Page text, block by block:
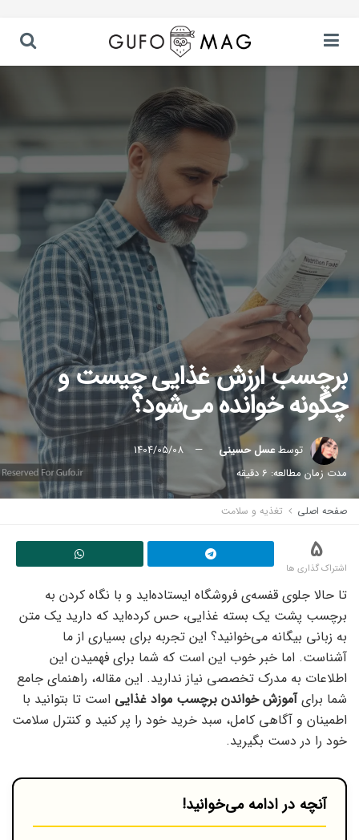
برچسب ارزش غذایی چیست و
چگونه خوانده می‌شود؟
توسطعسل حسینی
1404/05/08
مدت زمان مطالعه: 6 دقیقه
صفحه اصلی تغذیه و سلامت
5
اشتراک گذاری ها
تا حالا جلوی قفسه‌ی فروشگاه ایستاده‌اید و با نگاه کردن به
برچسب پشت یک بسته غذایی، حس کرده‌اید که دارید یک متن
به زبانی بیگانه می‌خوانید؟ این تجربه برای بسیاری از ما
آشناست. اما خبر خوب این است که شما برای فهمیدن این
اطلاعات به مدرک تخصصی نیاز ندارید. این مقاله، راهنمای جامع
شما برایآموزش خواندن برچسب مواد غذایی است تا بتوانید با
اطمینان و آگاهی کامل، سبد خرید خود را پر کنید و کنترل سلامت
خود را در دست بگیرید.
آنچه در ادامه می‌خوانید!